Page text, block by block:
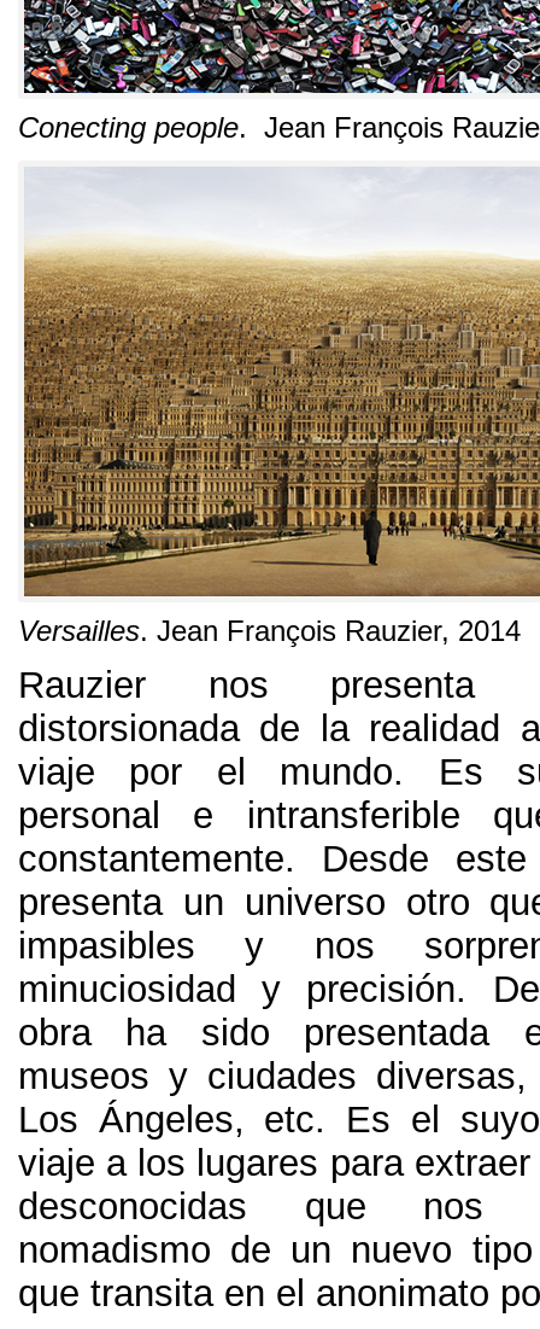
Conecting people. Jean François
Versailles. Jean François Rauzier, 2014
Rauzier nos presenta
distorsionada de la realidad
viaje por el mundo. Es
personal e intransferible
constantemente. Desde
presenta un universo otro
impasibles y nos
minuciosidad y precisión.
obra ha sido presentada
museos y ciudades diversas
Los Ángeles, etc. Es el
viaje a los lugares para
desconocidas que nos
nomadismo de un nuevo
que transita en el anonimato